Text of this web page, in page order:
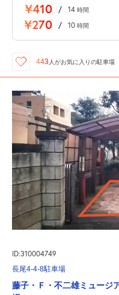
¥410 / 14 時間
¥270 / 10 時間
443 人がお気に入りの駐車場
ID:310004749
長尾4-4-8駐車場
藤子・Ｆ・不二雄ミュージ